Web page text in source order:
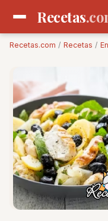
Recetas
Recetas.com / Recetas /